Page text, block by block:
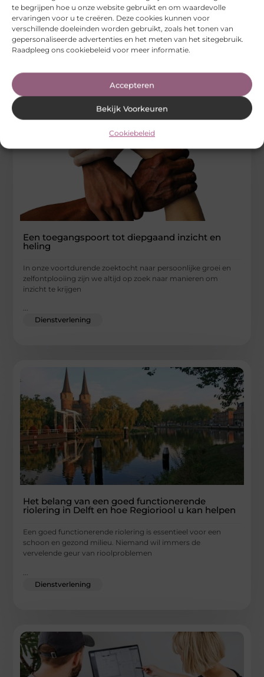
te begrijpen hoe u onze website gebruikt en om waardevolle
ervaringen voor u te creëren. Deze cookies kunnen voor
verschillende doeleinden worden gebruikt, zoals het tonen van
gepersonaliseerde advertenties en het meten van het sitegebruik.
Raadpleeg ons cookiebeleid voor meer informatie.
Accepteren
Bekijk Voorkeuren
Cookiebeleid
Bent u op zoek naar een naambordje dat past bij uw
persoonlijke stijl? Bij Naambordkopen.nl heeft u een ruime
keuze!
...
Dienstverlening
Een toegangspoort tot diepgaand inzicht en
heling
In onze voortdurende zoektocht naar persoonlijke groei en
zelfontplooiing zijn we altijd op zoek naar manieren om
inzicht te krijgen
...
Dienstverlening
Het belang van een goed functionerende
riolering in Delft en hoe Regioriool u kan helpen
Een goed functionerende riolering is essentieel voor een
schoon en gezond milieu. Niemand wil immers de
vervelende geur van rioolproblemen
Dienstverlening